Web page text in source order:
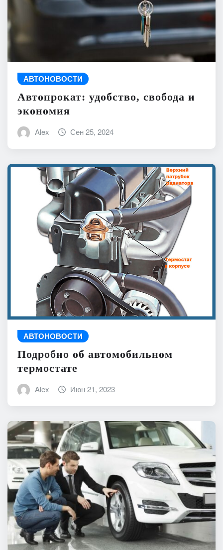
АВТОНОВОСТИ
Автопрокат: удобство, свобода и
экономия
Alex Сен 25, 2024
АВТОНОВОСТИ
Подробно об автомобильном
термостате
Alex Июн 21, 2023